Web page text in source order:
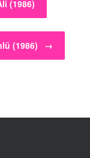
(1986)
(1986) →